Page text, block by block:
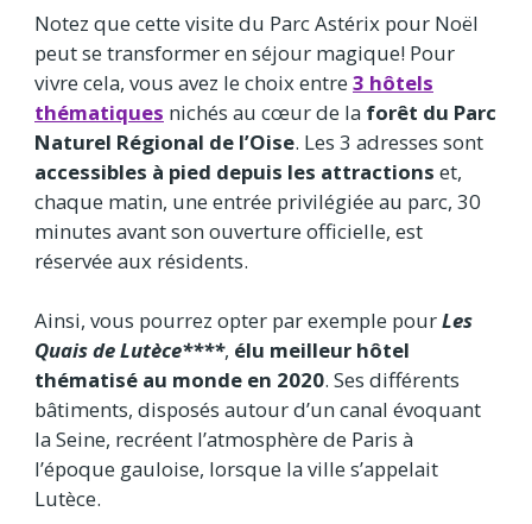
Notez que cette visite du Parc Astérix pour Noël
peut se transformer en séjour magique! Pour
vivre cela, vous avez le choix entre 3 hôtels
thématiques nichés au cœur de la forêt du Parc
Naturel Régional de l’Oise. Les 3 adresses sont
accessibles à pied depuis les attractions et,
chaque matin, une entrée privilégiée au parc, 30
minutes avant son ouverture officielle, est
réservée aux résidents.
Ainsi, vous pourrez opter par exemple pourLes
Quais de Lutèce****, élu meilleur hôtel
thématisé au monde en 2020. Ses différents
bâtiments, disposés autour d’un canal évoquant
la Seine, recréent l’atmosphère de Paris à
l’époque gauloise, lorsque la ville s’appelait
Lutèce.